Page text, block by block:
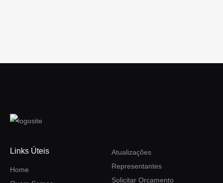
Links Úteis
Home
Atualizações
Representantes
Solicitar Orçamento